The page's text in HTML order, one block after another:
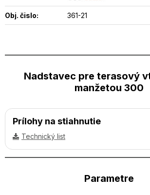
Obj. čislo: 361-21
Nadstavec pre terasový
manžetou 300
Prílohy na stiahnutie
Technický list
Parametre